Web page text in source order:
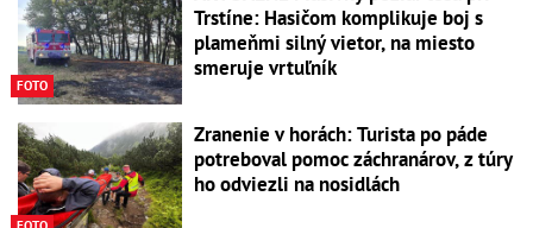
FOTO
Trstíne: Hasičom komplikuje boj s
plameňmi silný vietor, na miesto
smeruje vrtuľník
Zranenie v horách: Turista po páde
potreboval pomoc záchranárov, z túry
ho odviezli na nosidlách